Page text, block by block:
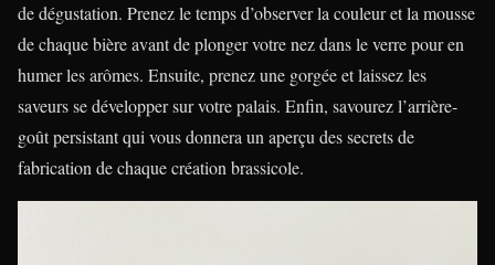
de dégustation. Prenez le temps d’observer la couleur et la mousse
de chaque bière avant de plonger votre nez dans le verre pour en
humer les arômes. Ensuite, prenez une gorgée et laissez les
saveurs se développer sur votre palais. Enfin, savourez l’arrière-
goût persistant qui vous donnera un aperçu des secrets de
fabrication de chaque création brassicole.